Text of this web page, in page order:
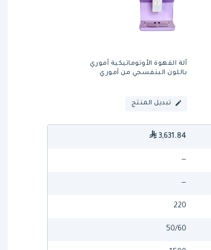
آلة القهوة الأوتوماتيكية أموري
باللون البنفسجي من أموري
تبديل المنتج
3,631.84
—
—
220
50/60